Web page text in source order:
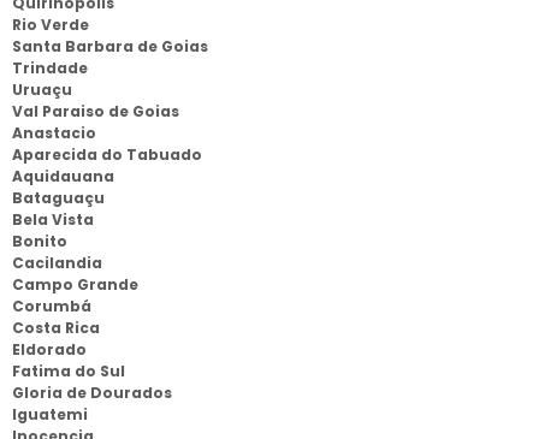
Rio Verde
Santa Barbara de Goias
Trindade
Uruaçu
Val Paraiso de Goias
Anastacio
Aparecida do Tabuado
Aquidauana
Bataguaçu
Bela Vista
Bonito
Cacilandia
Campo Grande
Corumbá
Costa Rica
Eldorado
Fatima do Sul
Gloria de Dourados
Iguatemi